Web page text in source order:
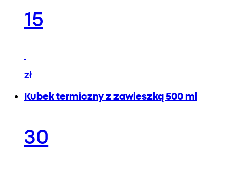
15
zł
Kubek termiczny z zawieszką 500 ml
30